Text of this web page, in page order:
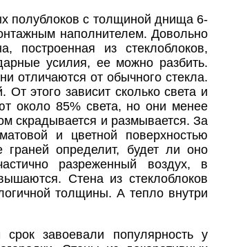
полублоков с толщиной днища 6-
наполнителем. Довольно
построенная из стеклоблоков,
усилия, ее можно разбить.
отличаются от обычного стекла.
этого зависит сколько света и
около 85% света, но они менее
скрадывается и размывается. За
и цветной поверхностью
определит, будет ли оно
разреженный воздух, в
Стена из стеклоблоков
толщины. А тепло внутри
завоевали популярность у